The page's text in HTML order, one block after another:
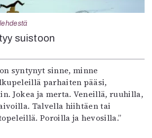
suistoon
syntynyt sinne, minne
parhaiten pääsi,
Jokea ja merta. Veneillä, ruuhilla,
Talvella hiihtäen tai
Poroilla ja hevosilla.”